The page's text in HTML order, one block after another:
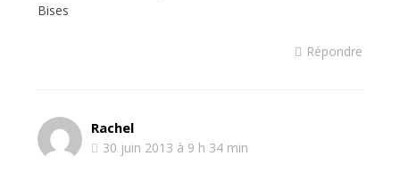
Bises
Répondre
Rachel
30 juin 2013 à 9 h 34 min